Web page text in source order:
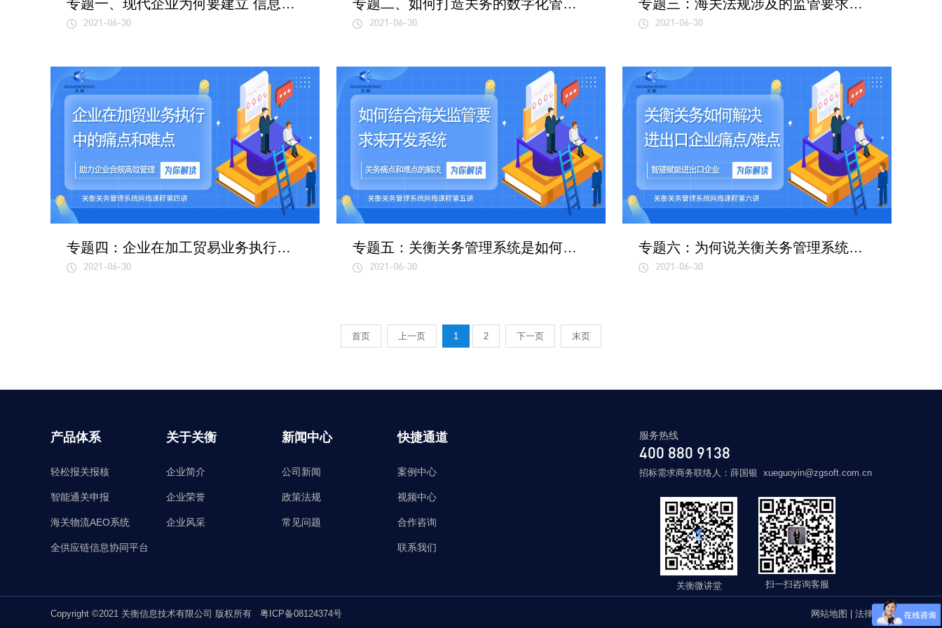
专题一、现代企业为何要建立 信息化管理系统？
2021-06-30
专题二、如何打造关务的数字化管理，防范关务风险，提升企业信息化水平？
2021-06-30
专题三：海关法规涉及的监管要求及新形势下事后管理有什么特点？
2021-06-30
专题四：企业在加工贸易业务执行中的痛点和难点有哪些？
2021-06-30
专题五：关衡关务管理系统是如何结合海关监管要求来一一开发管理系统的？
2021-06-30
专题六：为何说关衡关务管理系统能解决企业的痛点和难点，是如何解决的？
2021-06-30
首页 上一页 1 2 下一页 末页
产品体系
轻松报关报核
智能通关申报
海关物流AEO系统
全供应链信息协同平台
关于关衡
企业简介
企业荣誉
企业风采
新闻中心
公司新闻
政策法规
常见问题
快捷通道
案例中心
视频中心
合作咨询
联系我们
服务热线
400 880 9138
招标需求商务联络人：薛国银 xueguoyin@zgsoft.com.cn
关衡微讲堂 扫一扫咨询客服
Copyright ©2021 关衡信息技术有限公司 版权所有 粤ICP备08124374号 网站地图 法律声明